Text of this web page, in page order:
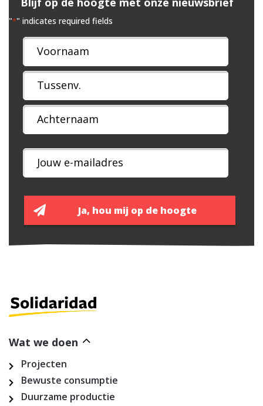
"*" indicates required fields
Naam
*
Wat we doen
Projecten
Bewuste consumptie
Duurzame productie